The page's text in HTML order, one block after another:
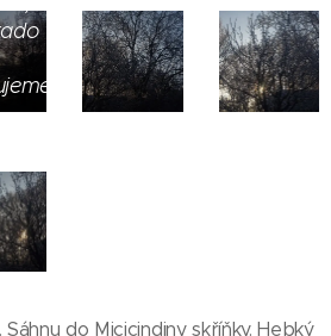
do Micicindiny skříňky. Hebký